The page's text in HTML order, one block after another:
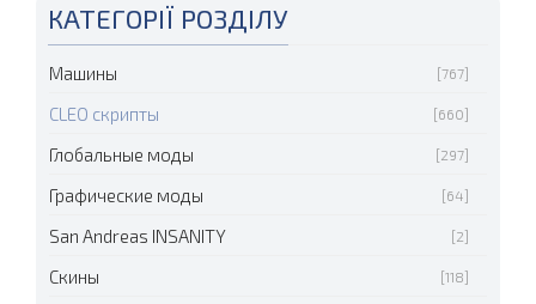
КАТЕГОРІЇ РОЗДІЛУ
Машины [767]
CLEO скрипты [660]
Глобальные моды [297]
Графические моды [64]
San Andreas INSANITY [2]
Скины [118]